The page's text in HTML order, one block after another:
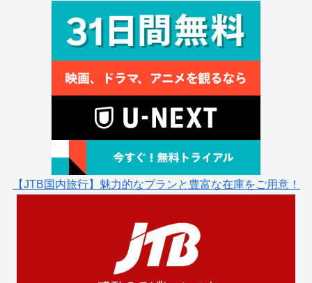
【JTB国内旅行】魅力的なプランと豊富な在庫をご用意！